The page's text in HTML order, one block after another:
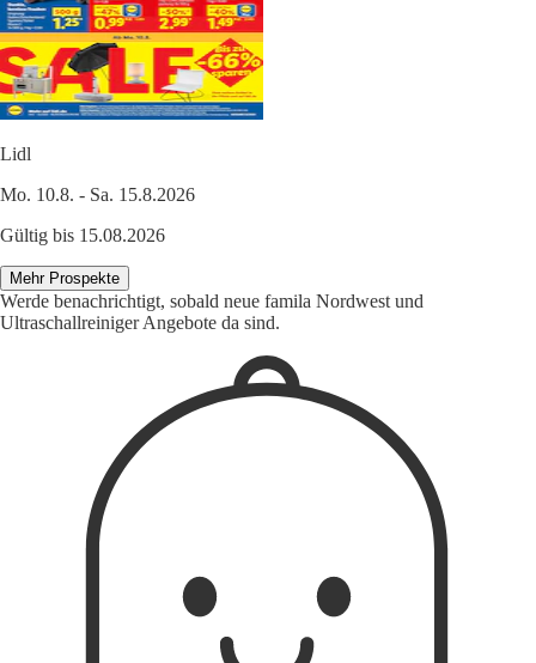
Lidl
Mo. 10.8. - Sa. 15.8.2026
Gültig bis 15.08.2026
Mehr Prospekte
Werde benachrichtigt, sobald neue famila Nordwest und
Ultraschallreiniger Angebote da sind.